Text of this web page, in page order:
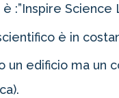
:”Inspire Science
è in
un edificio ma un
4